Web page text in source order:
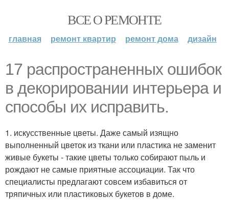
ВСЕ О РЕМОНТЕ
главная ремонт квартир ремонт дома дизайн
17 распространенных ошибок
в декорировании интерьера и
способы их исправить.
1. искусственные цветы. Даже самый изящно
выполненный цветок из ткани или пластика не заменит
живые букеты - такие цветы только собирают пыль и
рождают не самые приятные ассоциации. Так что
специалисты предлагают совсем избавиться от
тряпичных или пластиковых букетов в доме.